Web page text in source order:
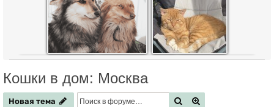
Кошки в дом: Москва
Новая тема
Новая тема Поиск